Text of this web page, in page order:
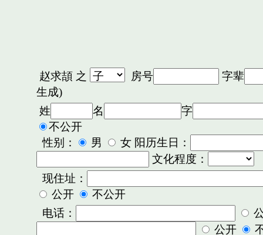
赵求頡之 房号
字辈
生成)
姓
名
字
不公开
性别：
男
女 阳历生日：
文化程度：
现住址：
公开
不公开
电话：
公开